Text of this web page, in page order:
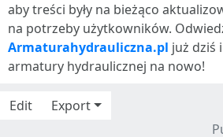
aby treści były na bieżąco
na potrzeby użytkowników.
Armaturahydrauliczna.pl już dziś
armatury hydraulicznej na nowo!
Edit
Export